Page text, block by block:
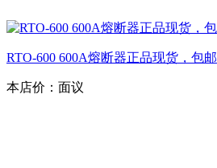
RTO-600 600A熔断器正品现货，包邮
本店价： 面议